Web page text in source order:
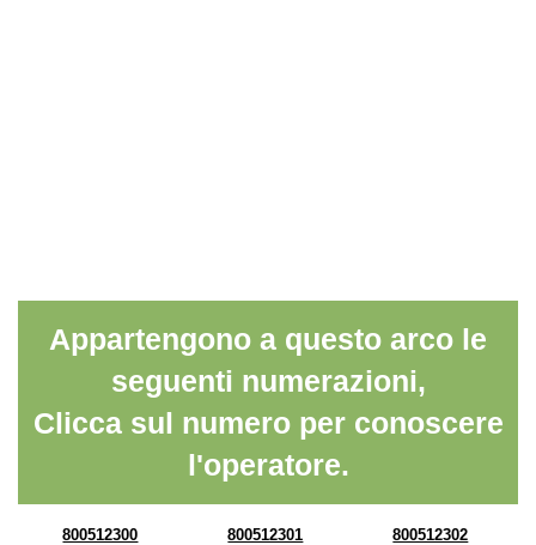
Appartengono a questo arco le
seguenti numerazioni,
Clicca sul numero per conoscere
l'operatore.
800512300 800512301 800512302